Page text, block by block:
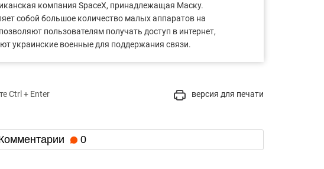
компания SpaceX, принадлежащая Маску.
собой большое количество малых аппаратов на
пользователям получать доступ в интернет,
украинские военные для поддержания связи.
Ctrl + Enter версия для печати
0